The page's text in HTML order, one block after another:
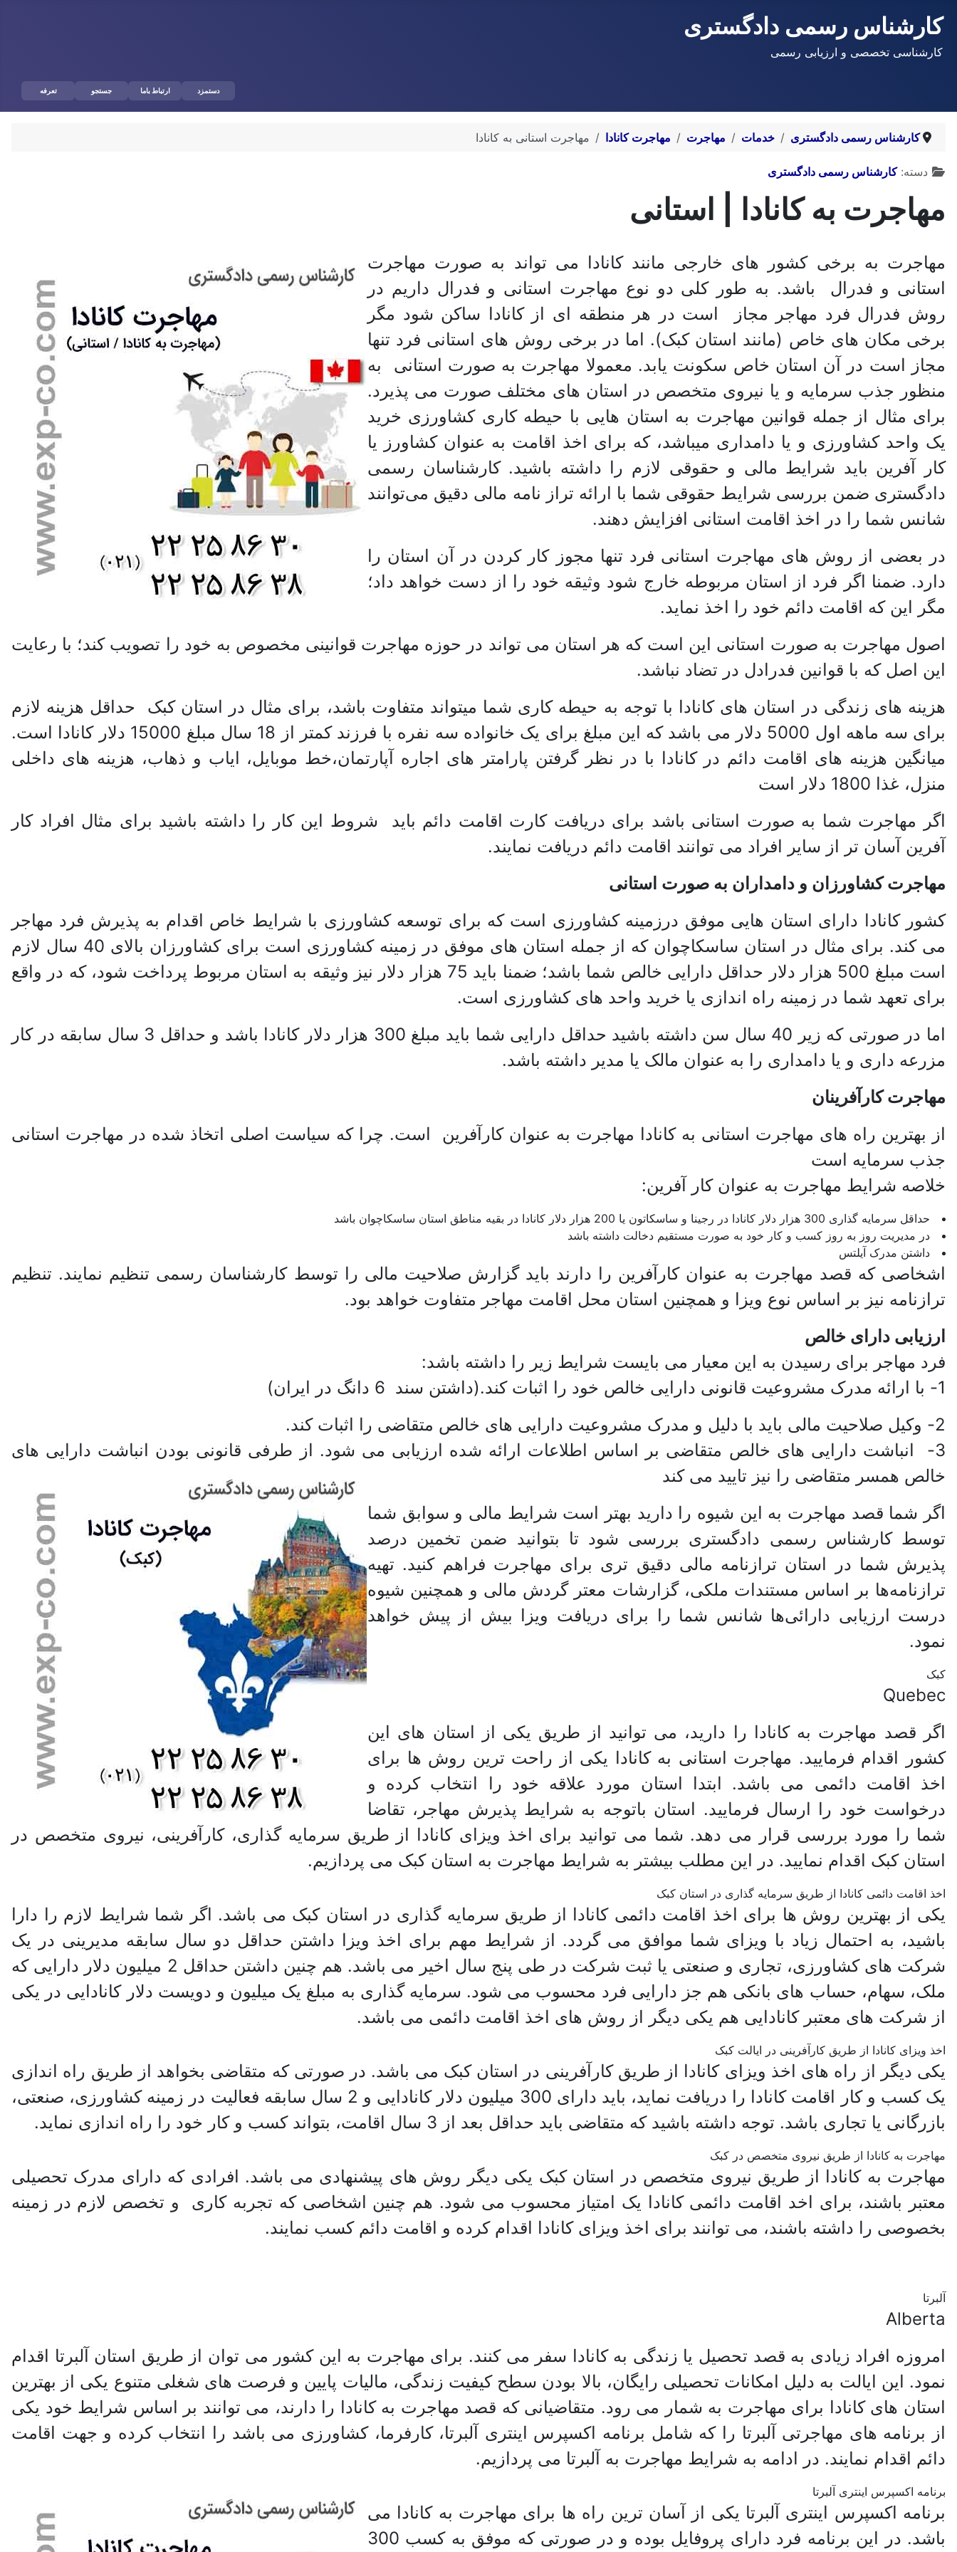
کارشناس رسمی دادگستری
کارشناسی تخصصی و ارزیابی رسمی
دستمزد ارتباط باما جستجو تعرفه
کارشناس رسمی دادگستری خدمات مهاجرت مهاجرت کانادا مهاجرت استانی به کانادا
توضیحات
دسته:کارشناس رسمی دادگستری
مهاجرت به کانادا | استانی
مهاجرت به برخی کشور های خارجی مانند کانادا می تواند به صورت مهاجرت
استانی و فدرال باشد. به طور کلی دو نوع مهاجرت استانی و فدرال داریم در
روش فدرال فرد مهاجر مجاز است در هر منطقه ای از کانادا ساکن شود مگر
برخی مکان های خاص (مانند استان کبک). اما در برخی روش های استانی فرد تنها
مجاز است در آن استان خاص سکونت یابد. معمولا مهاجرت به صورت استانی به
منظور جذب سرمایه و یا نیروی متخصص در استان های مختلف صورت می پذیرد.
برای مثال از جمله قوانین مهاجرت به استان هایی با حیطه کاری کشاورزی خرید
یک واحد کشاورزی و یا دامداری میباشد، که برای اخذ اقامت به عنوان کشاورز یا
کار آفرین باید شرایط مالی و حقوقی لازم را داشته باشید. کارشناسان رسمی
دادگستری ضمن بررسی شرایط حقوقی شما با ارائه تراز نامه مالی دقیق می‌توانند
شانس شما را در اخذ اقامت استانی افزایش دهند.
در بعضی از روش های مهاجرت استانی فرد تنها مجوز کار کردن در آن استان را
دارد. ضمنا اگر فرد از استان مربوطه خارج شود وثیقه خود را از دست خواهد داد؛
مگر این که اقامت دائم خود را اخذ نماید.
اصول مهاجرت به صورت استانی این است که هر استان می تواند در حوزه مهاجرت قوانینی مخصوص به خود را تصویب کند؛ با رعایت
این اصل که با قوانین فدرادل در تضاد نباشد.
هزینه های زندگی در استان های کانادا با توجه به حیطه کاری شما میتواند متفاوت باشد، برای مثال در استان کبک حداقل هزینه لازم
برای سه ماهه اول 5000 دلار می باشد که این مبلغ برای یک خانواده سه نفره با فرزند کمتر از 18 سال مبلغ 15000 دلار کانادا است.
میانگین هزینه های اقامت دائم در کانادا با در نظر گرفتن پارامتر های اجاره آپارتمان،خط موبایل، ایاب و ذهاب، هزینه های داخلی
منزل، غذا 1800 دلار است
اگر مهاجرت شما به صورت استانی باشد برای دریافت کارت اقامت دائم باید شروط این کار را داشته باشید برای مثال افراد کار
آفرین آسان تر از سایر افراد می توانند اقامت دائم دریافت نمایند.
مهاجرت کشاورزان و دامداران به صورت استانی
کشور کانادا دارای استان هایی موفق درزمینه کشاورزی است که برای توسعه کشاورزی با شرایط خاص اقدام به پذیرش فرد مهاجر
می کند. برای مثال در استان ساسکاچوان که از جمله استان های موفق در زمینه کشاورزی است برای کشاورزان بالای 40 سال لازم
است مبلغ 500 هزار دلار حداقل دارایی خالص شما باشد؛ ضمنا باید 75 هزار دلار نیز وثیقه به استان مربوط پرداخت شود، که در واقع
برای تعهد شما در زمینه راه اندازی یا خرید واحد های کشاورزی است.
اما در صورتی که زیر 40 سال سن داشته باشید حداقل دارایی شما باید مبلغ 300 هزار دلار کانادا باشد و حداقل 3 سال سابقه در کار
مزرعه داری و یا دامداری را به عنوان مالک یا مدیر داشته باشد.
مهاجرت کارآفرینان
از بهترین راه های مهاجرت استانی به کانادا مهاجرت به عنوان کارآفرین است. چرا که سیاست اصلی اتخاذ شده در مهاجرت استانی
جذب سرمایه است
خلاصه شرایط مهاجرت به عنوان کار آفرین:
حداقل سرمایه گذاری 300 هزار دلار کانادا در رجینا و ساسکاتون یا 200 هزار دلار کانادا در بقیه مناطق استان ساسکاچوان باشد
در مدیریت روز به روز کسب و کار خود به صورت مستقیم دخالت داشته باشد
داشتن مدرک آیلتس
اشخاصی که قصد مهاجرت به عنوان کارآفرین را دارند باید گزارش صلاحیت مالی را توسط کارشناسان رسمی تنظیم نمایند. تنظیم
ترازنامه نیز بر اساس نوع ویزا و همچنین استان محل اقامت مهاجر متفاوت خواهد بود.
ارزیابی دارای خالص
فرد مهاجر برای رسیدن به این معیار می بایست شرایط زیر را داشته باشد:
1- با ارائه مدرک مشروعیت قانونی دارایی خالص خود را اثبات کند.(داشتن سند 6 دانگ در ایران)
2- وکیل صلاحیت مالی باید با دلیل و مدرک مشروعیت دارایی های خالص متقاضی را اثبات کند.
3- انباشت دارایی های خالص متقاضی بر اساس اطلاعات ارائه شده ارزیابی می شود. از طرفی قانونی بودن انباشت دارایی های
خالص همسر متقاضی را نیز تایید می کند
اگر شما قصد مهاجرت به این شیوه را دارید بهتر است شرایط مالی و سوابق شما
توسط کارشناس رسمی دادگستری بررسی شود تا بتوانید ضمن تخمین درصد
پذیرش شما در استان ترازنامه مالی دقیق تری برای مهاجرت فراهم کنید. تهیه
ترازنامه‌ها بر اساس مستندات ملکی، گزارشات معتر گردش مالی و همچنین شیوه
درست ارزیابی دارائی‌ها شانس شما را برای دریافت ویزا بیش از پیش خواهد
نمود.
کبک
Quebec
اگر قصد مهاجرت به کانادا را دارید، می توانید از طریق یکی از استان های این
کشور اقدام فرمایید. مهاجرت استانی به کانادا یکی از راحت ترین روش ها برای
اخذ اقامت دائمی می باشد. ابتدا استان مورد علاقه خود را انتخاب کرده و
درخواست خود را ارسال فرمایید. استان باتوجه به شرایط پذیرش مهاجر، تقاضا
شما را مورد بررسی قرار می دهد. شما می توانید برای اخذ ویزای کانادا از طریق سرمایه گذاری، کارآفرینی، نیروی متخصص در
استان کبک اقدام نمایید. در این مطلب بیشتر به شرایط مهاجرت به استان کبک می پردازیم.
اخذ اقامت دائمی کانادا از طریق سرمایه گذاری در استان کبک
یکی از بهترین روش ها برای اخذ اقامت دائمی کانادا از طریق سرمایه گذاری در استان کبک می باشد. اگر شما شرایط لازم را دارا
باشید، به احتمال زیاد با ویزای شما موافق می گردد. از شرایط مهم برای اخذ ویزا داشتن حداقل دو سال سابقه مدیرینی در یک
شرکت های کشاورزی، تجاری و صنعتی یا ثبت شرکت در طی پنج سال اخیر می باشد. هم چنین داشتن حداقل 2 میلیون دلار دارایی که
ملک، سهام، حساب های بانکی هم جز دارایی فرد محسوب می شود. سرمایه گذاری به مبلغ یک میلیون و دویست دلار کانادایی در یکی
از شرکت های معتبر کانادایی هم یکی دیگر از روش های اخذ اقامت دائمی می باشد.
اخذ ویزای کانادا از طریق کارآفرینی در ایالت کبک
یکی دیگر از راه های اخذ ویزای کانادا از طریق کارآفرینی در استان کبک می باشد. در صورتی که متقاضی بخواهد از طریق راه اندازی
یک کسب و کار اقامت کانادا را دریافت نماید، باید دارای 300 میلیون دلار کانادایی و 2 سال سابقه فعالیت در زمینه کشاورزی، صنعتی،
بازرگانی یا تجاری باشد. توجه داشته باشید که متقاضی باید حداقل بعد از 3 سال اقامت، بتواند کسب و کار خود را راه اندازی نماید.
مهاجرت به کانادا از طریق نیروی متخصص در کبک
مهاجرت به کانادا از طریق نیروی متخصص در استان کبک یکی دیگر روش های پیشنهادی می باشد. افرادی که دارای مدرک تحصیلی
معتبر باشند، برای اخد اقامت دائمی کانادا یک امتیاز محسوب می شود. هم چنین اشخاصی که تجربه کاری و تخصص لازم در زمینه
بخصوصی را داشته باشند، می توانند برای اخذ ویزای کانادا اقدام کرده و اقامت دائم کسب نمایند.
آلبرتا
Alberta
امروزه افراد زیادی به قصد تحصیل یا زندگی به کانادا سفر می کنند. برای مهاجرت به این کشور می توان از طریق استان آلبرتا اقدام
نمود. این ایالت به دلیل امکانات تحصیلی رایگان، بالا بودن سطح کیفیت زندگی، مالیات پایین و فرصت های شغلی متنوع یکی از بهترین
استان های کانادا برای مهاجرت به شمار می رود. متقاضیانی که قصد مهاجرت به کانادا را دارند، می توانند بر اساس شرایط خود یکی
از برنامه های مهاجرتی آلبرتا را که شامل برنامه اکسپرس اینتری آلبرتا، کارفرما، کشاورزی می باشد را انتخاب کرده و جهت اقامت
دائم اقدام نمایند. در ادامه به شرایط مهاجرت به آلبرتا می پردازیم.
برنامه اکسپرس اینتری آلبرتا
برنامه اکسپرس اینتری آلبرتا یکی از آسان ترین راه ها برای مهاجرت به کانادا می
باشد. در این برنامه فرد دارای پروفایل بوده و در صورتی که موفق به کسب 300